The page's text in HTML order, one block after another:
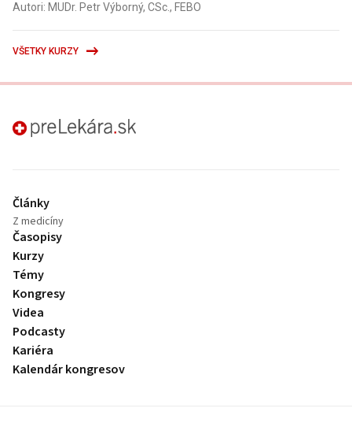
Autori: MUDr. Petr Výborný, CSc., FEBO
VŠETKY KURZY
preLekára.sk
Články
Z medicíny
Časopisy
Kurzy
Témy
Kongresy
Videa
Podcasty
Kariéra
Kalendár kongresov